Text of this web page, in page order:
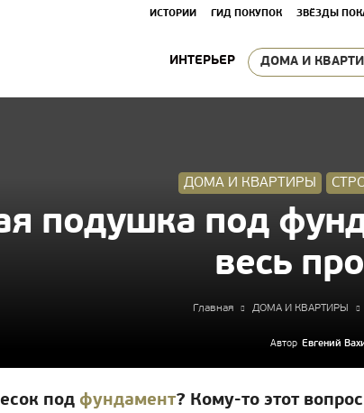
ИСТОРИИ ГИД ПОКУПОК ЗВЁЗДЫ
ИНТЕРЬЕР ДОМА И
ДОМА И КВАРТИРЫ
подушка под
весь
Главная ДОМА И КВАРТИРЫ
Автор Евгений
под фундамент? Кому-то этот